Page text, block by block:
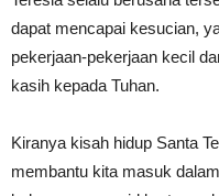
dapat mencapai kesucian,
pekerjaan-pekerjaan kecil
kasih kepada Tuhan.
Kiranya kisah hidup Santa
membantu kita masuk